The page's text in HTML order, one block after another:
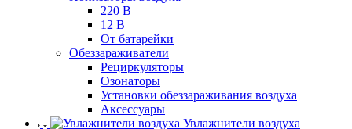
220 В
12 В
От батарейки
Обеззараживатели
Рециркуляторы
Озонаторы
Установки обеззараживания воздуха
Аксессуары
Увлажнители воздуха